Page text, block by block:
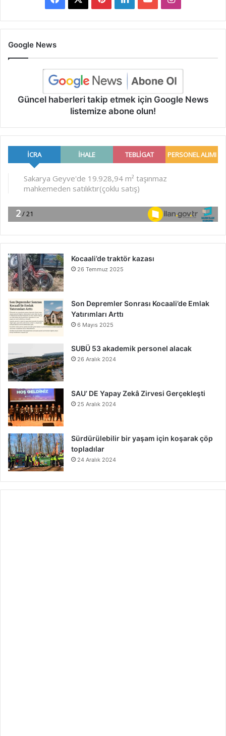
Google News
Güncel haberleri takip etmek için Google News
listemize abone olun!
Kocaali’de traktör kazası
26 Temmuz 2025
Son Depremler Sonrası Kocaali’de Emlak
Yatırımları Arttı
6 Mayıs 2025
SUBÜ 53 akademik personel alacak
26 Aralık 2024
SAU’ DE Yapay Zekâ Zirvesi Gerçekleşti
25 Aralık 2024
Sürdürülebilir bir yaşam için koşarak çöp
topladılar
24 Aralık 2024